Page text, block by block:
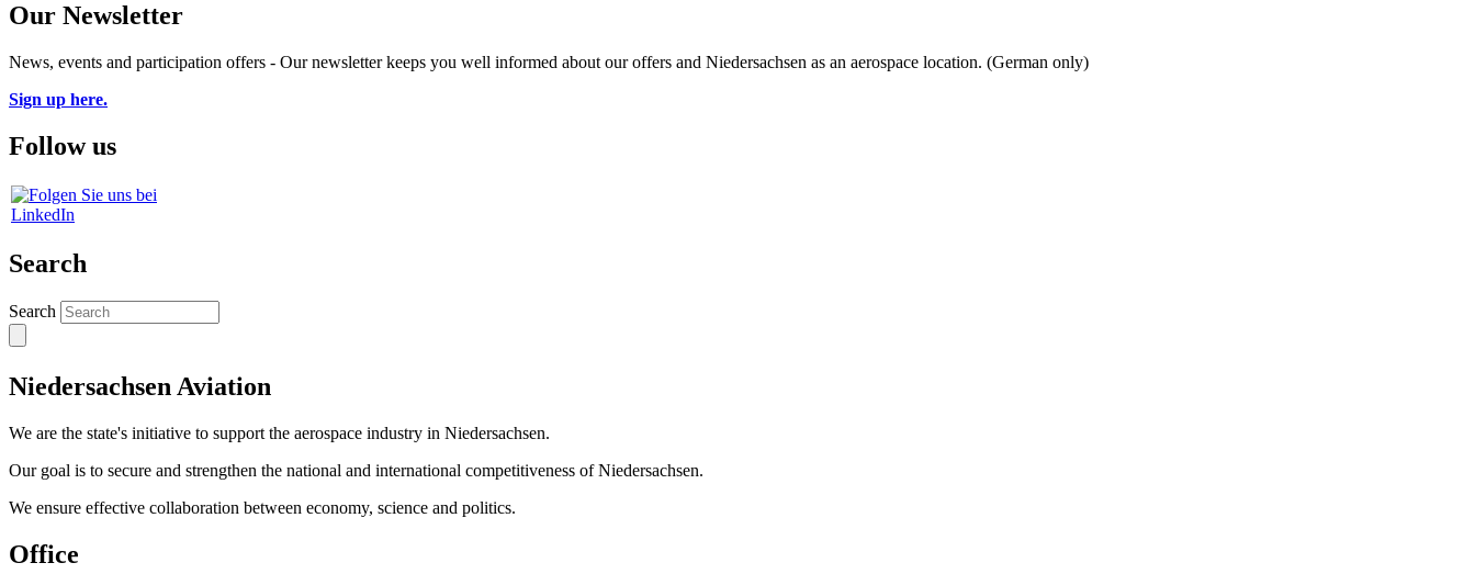
Our Newsletter
News, events and participation offers - Our newsletter keeps you well informed about our offers and Niedersachsen as an aerospace location. (German only)
Sign up here.
Follow us
Search
Search
Niedersachsen Aviation
We are the state's initiative to support the aerospace industry in Niedersachsen.
Our goal is to secure and strengthen the national and international competitiveness of Niedersachsen.
We ensure effective collaboration between economy, science and politics.
Office